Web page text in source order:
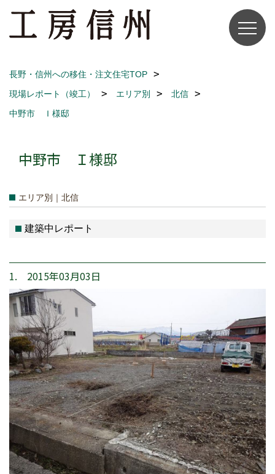
長野・信州への移住・注文住宅TOP
現場レポート（竣工）
エリア別
北信
中野市 Ｉ様邸
中野市 Ｉ様邸
エリア別｜北信
建築中レポート
1. 2015年03月03日